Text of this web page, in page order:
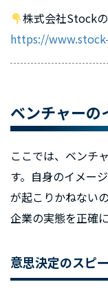
株式会社Stock
https://
ベンチャーの
ここでは、ベンチ
す。自身のイメー
が起こりかねない
企業の実態を正確
意思決定のスピ